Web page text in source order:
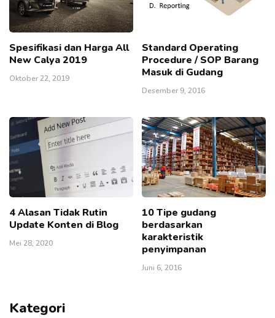
Spesifikasi dan Harga All
New Calya 2019
Oktober 22, 2019
Standard Operating
Procedure / SOP Barang
Masuk di Gudang
Desember 9, 2016
4 Alasan Tidak Rutin
Update Konten di Blog
Mei 28, 2020
10 Tipe gudang
berdasarkan
karakteristik
penyimpanan
Juni 6, 2016
Kategori